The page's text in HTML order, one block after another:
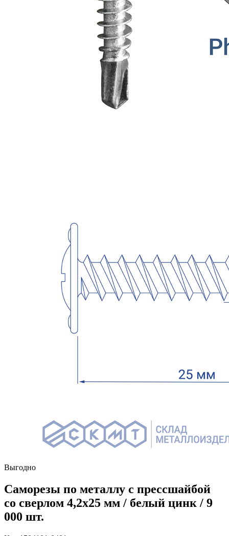
Выгодно
Саморезы по металлу с прессшайбой
со сверлом 4,2х25 мм / белый цинк / 9
000 шт.